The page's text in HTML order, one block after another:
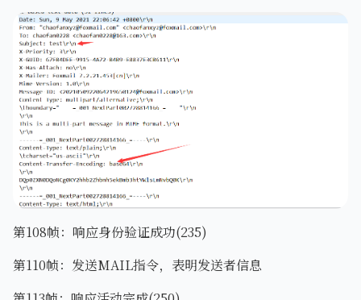
第108帧：响应身份验证成功(235)
第110帧：发送MAIL指令，表明发送者信息